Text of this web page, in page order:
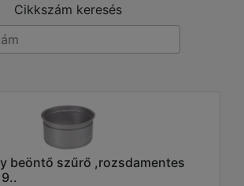
Cikkszám keresés
beöntő szűrő ,rozsdamentes